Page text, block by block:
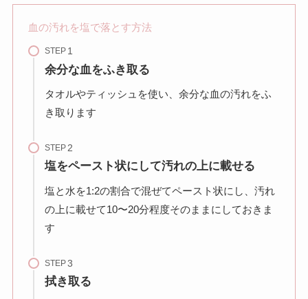
血の汚れを塩で落とす方法
STEP
余分な血をふき取る
タオルやティッシュを使い、余分な血の汚れをふ
き取ります
STEP
塩をペースト状にして汚れの上に載せる
塩と水を1:2の割合で混ぜてペースト状にし、汚れ
の上に載せて10〜20分程度そのままにしておきま
す
STEP
拭き取る